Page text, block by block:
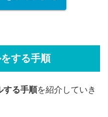
する手順
する手順を紹介していき